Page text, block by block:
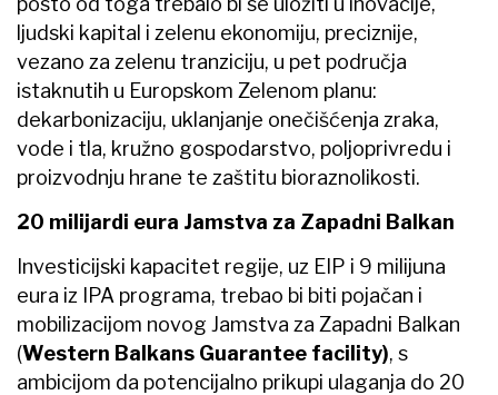
ljudski kapital i zelenu ekonomiju, preciznije,
vezano za zelenu tranziciju, u pet područja
istaknutih u Europskom Zelenom planu:
dekarbonizaciju, uklanjanje onečišćenja zraka,
vode i tla, kružno gospodarstvo, poljoprivredu i
proizvodnju hrane te zaštitu bioraznolikosti.
20 milijardi eura Jamstva za Zapadni Balkan
Investicijski kapacitet regije, uz EIP i 9 milijuna
eura iz IPA programa, trebao bi biti pojačan i
mobilizacijom novog Jamstva za Zapadni Balkan
(Western Balkans Guarantee facility), s
ambicijom da potencijalno prikupi ulaganja do 20